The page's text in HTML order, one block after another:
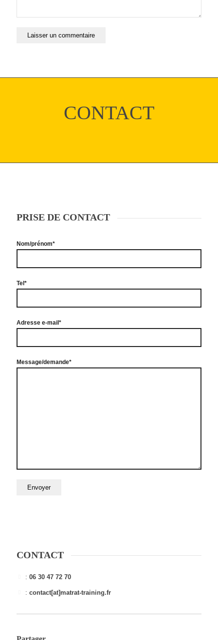
CONTACT
PRISE DE CONTACT
Nom/prénom*
Tel*
Adresse e-mail*
Message/demande*
CONTACT
:06 30 47 72 70
:contact[at]matrat-training.fr